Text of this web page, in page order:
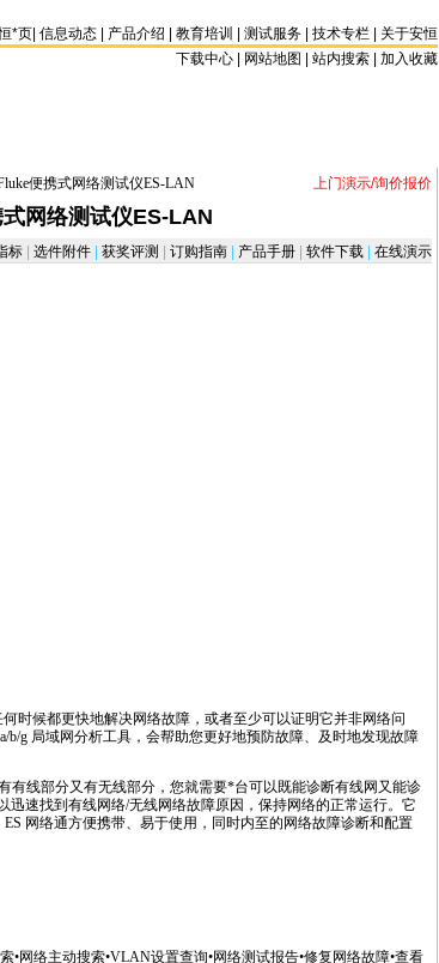
*页 信息动态 产品介绍 教育培训 测试服务 技术专栏
关于安恒
下载中心 | 网站地图 | 站内搜索 加入收藏
便携式网络测试仪ES-LAN 上门演示/询价报价
网络测试仪ES-LAN
标 选件附件 获奖评测 订购指南 产品手册 软件下载 在线演示
时候都更快地解决网络故障，或者至少可以证明它并非网络问
b/g 局域网分析工具，会帮助您更好地预防故障、及时地发现故障
有线部分又有无线部分，您就需要*台可以既能诊断有线网又能诊
速找到有线网络/无线网络故障原因，保持网络的正常运行。它
网络通方便携带、易于使用，同时内至的网络故障诊断和配置
•网络主动搜索•VLAN设置查询•网络测试报告•修复网络故障•查看